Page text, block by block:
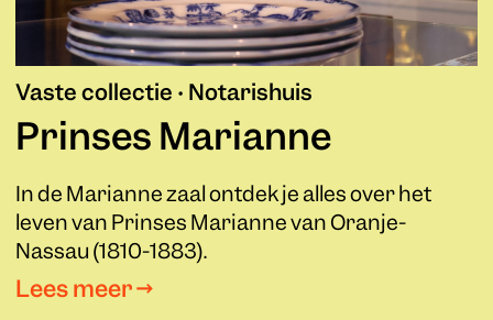
Vaste collectie • Notarishuis
Prinses Marianne
In de Marianne zaal ontdek je alles over het
leven van Prinses Marianne van Oranje-
Nassau (1810-1883).
Lees meer →